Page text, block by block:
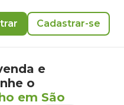
Cadastrar-se
e
o
em São